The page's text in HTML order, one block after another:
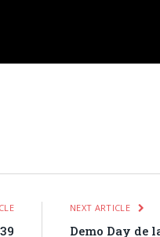
NEXT ARTICLE
Demo Day de